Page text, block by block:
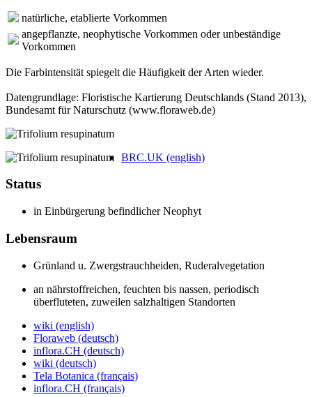
natürliche, etablierte Vorkommen
angepflanzte, neophytische Vorkommen oder unbeständige
Vorkommen
Die Farbintensität spiegelt die Häufigkeit der Arten wieder.
Datengrundlage: Floristische Kartierung Deutschlands (Stand 2013),
Bundesamt für Naturschutz (www.floraweb.de)
Status
in Einbürgerung befindlicher Neophyt
Lebensraum
Grün­land u. Zwerg­strauch­heiden, Ruderal­vegetation
an nährstoffreichen, feuchten bis nassen, periodisch
überfluteten, zuweilen salzhaltigen Standorten
BRC.UK (english)
wiki (english)
Floraweb (deutsch)
inflora.CH (deutsch)
wiki (deutsch)
Tela Botanica (français)
inflora.CH (français)